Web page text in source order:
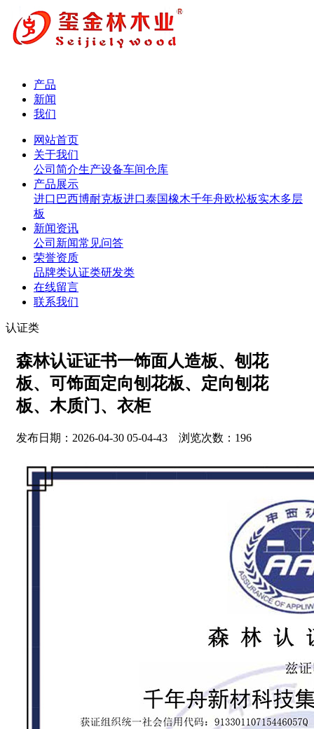
产品
新闻
我们
网站首页
关于我们
公司简介生产设备车间仓库
产品展示
进口巴西博耐克板进口泰国橡木千年舟欧松板实木多层
板
新闻资讯
公司新闻常见问答
荣誉资质
品牌类认证类研发类
在线留言
联系我们
认证类
森林认证证书一饰面人造板、刨花
板、可饰面定向刨花板、定向刨花
板、木质门、衣柜
发布日期：2026-04-30 05-04-43 浏览次数：196